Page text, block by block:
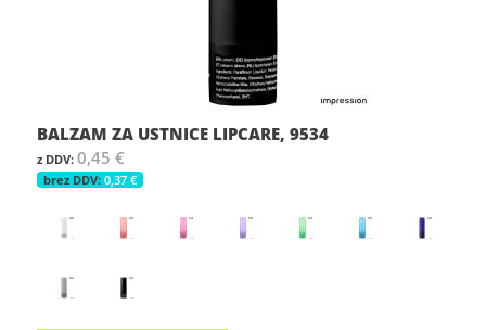
BALZAM ZA USTNICE LIPCARE, 9534
0,45 €
0,37 €